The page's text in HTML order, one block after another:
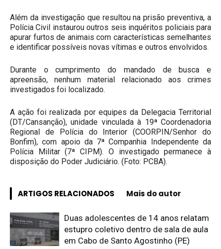
Além da investigação que resultou na prisão preventiva, a
Polícia Civil instaurou outros seis inquéritos policiais para
apurar furtos de animais com características semelhantes
e identificar possíveis novas vítimas e outros envolvidos.
Durante o cumprimento do mandado de busca e
apreensão, nenhum material relacionado aos crimes
investigados foi localizado.
A ação foi realizada por equipes da Delegacia Territorial
(DT/Cansanção), unidade vinculada à 19ª Coordenadoria
Regional de Polícia do Interior (COORPIN/Senhor do
Bonfim), com apoio da 7ª Companhia Independente da
Polícia Militar (7ª CIPM). O investigado permanece à
disposição do Poder Judiciário. (Foto: PCBA).
ARTIGOS RELACIONADOS Mais do autor
Duas adolescentes de 14 anos relatam
estupro coletivo dentro de sala de aula
em Cabo de Santo Agostinho (PE)